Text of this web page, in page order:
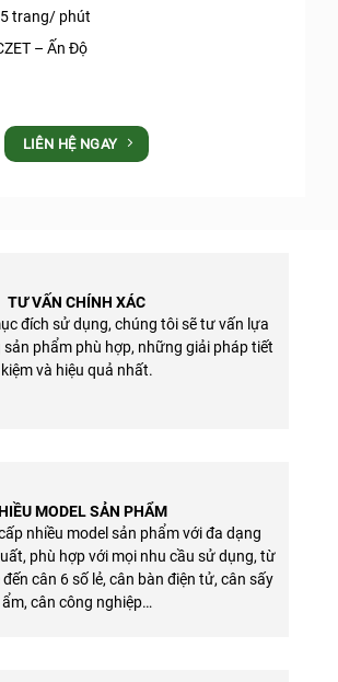
trang/ phút
– Ấn Độ
LIÊN HỆ NGAY
TƯ VẤN CHÍNH XÁC
đích sử dụng, chúng tôi sẽ tư vấn lựa
phẩm phù hợp, những giải pháp tiết
kiệm và hiệu quả nhất.
MODEL SẢN PHẨM
nhiều model sản phẩm với đa dạng
phù hợp với mọi nhu cầu sử dụng, từ
đến cân 6 số lẻ, cân bàn điện tử, cân sấy
ẩm, cân công nghiệp…